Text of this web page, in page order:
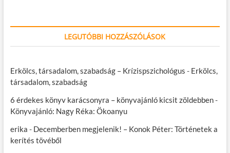
LEGUTÓBBI HOZZÁSZÓLÁSOK
Erkölcs, társadalom, szabadság – Krízispszichológus - Erkölcs,
társadalom, szabadság
6 érdekes könyv karácsonyra – könyvajánló kicsit zöldebben-
Könyvajánló: Nagy Réka: Ökoanyu
erika - Decemberben megjelenik! – Konok Péter: Történetek a
kerítés tövéből